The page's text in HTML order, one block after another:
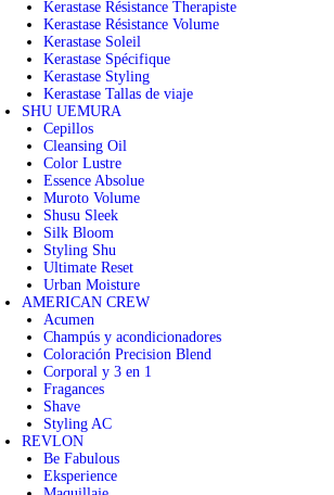
Kerastase Résistance Therapiste
Kerastase Résistance Volume
Kerastase Soleil
Kerastase Spécifique
Kerastase Styling
Kerastase Tallas de viaje
SHU UEMURA
Cepillos
Cleansing Oil
Color Lustre
Essence Absolue
Muroto Volume
Shusu Sleek
Silk Bloom
Styling Shu
Ultimate Reset
Urban Moisture
AMERICAN CREW
Acumen
Champús y acondicionadores
Coloración Precision Blend
Corporal y 3 en 1
Fragances
Shave
Styling AC
REVLON
Be Fabulous
Eksperience